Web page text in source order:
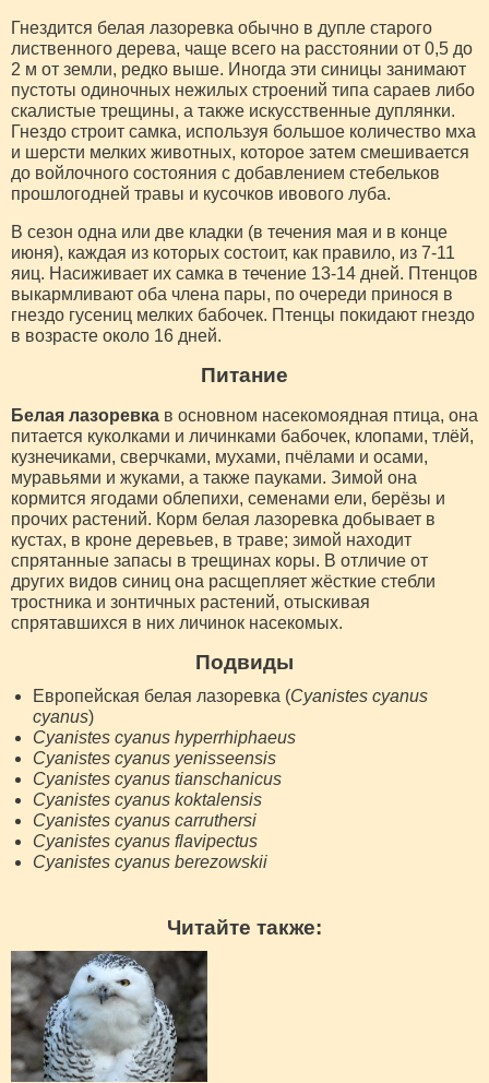
Гнездится белая лазоревка обычно в дупле старого
лиственного дерева, чаще всего на расстоянии от 0,5 до
2 м от земли, редко выше. Иногда эти синицы занимают
пустоты одиночных нежилых строений типа сараев либо
скалистые трещины, а также искусственные дуплянки.
Гнездо строит самка, используя большое количество мха
и шерсти мелких животных, которое затем смешивается
до войлочного состояния с добавлением стебельков
прошлогодней травы и кусочков ивового луба.
В сезон одна или две кладки (в течения мая и в конце
июня), каждая из которых состоит, как правило, из 7-11
яиц. Насиживает их самка в течение 13-14 дней. Птенцов
выкармливают оба члена пары, по очереди принося в
гнездо гусениц мелких бабочек. Птенцы покидают гнездо
в возрасте около 16 дней.
Питание
Белая лазоревка в основном насекомоядная птица, она
питается куколками и личинками бабочек, клопами, тлёй,
кузнечиками, сверчками, мухами, пчёлами и осами,
муравьями и жуками, а также пауками. Зимой она
кормится ягодами облепихи, семенами ели, берёзы и
прочих растений. Корм белая лазоревка добывает в
кустах, в кроне деревьев, в траве; зимой находит
спрятанные запасы в трещинах коры. В отличие от
других видов синиц она расщепляет жёсткие стебли
тростника и зонтичных растений, отыскивая
спрятавшихся в них личинок насекомых.
Подвиды
Европейская белая лазоревка (Cyanistes cyanus
cyanus)
Cyanistes cyanus hyperrhiphaeus
Cyanistes cyanus yenisseensis
Cyanistes cyanus tianschanicus
Cyanistes cyanus koktalensis
Cyanistes cyanus carruthersi
Cyanistes cyanus flavipectus
Cyanistes cyanus berezowskii
Читайте также: